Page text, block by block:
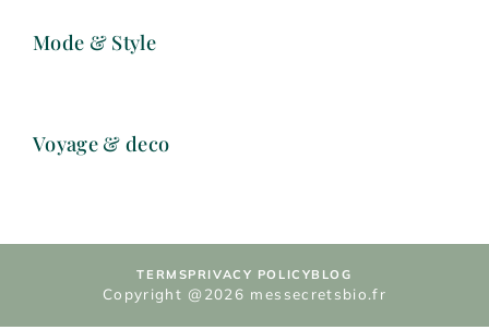
Mode & Style
Voyage & deco
TERMSPRIVACY POLICYBLOG
Copyright @2026 messecretsbio.fr